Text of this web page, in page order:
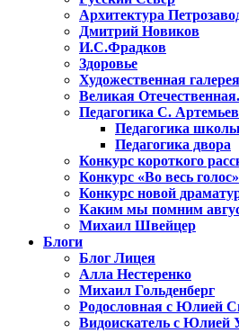
Архитектура
Дмитрий Новиков
И.С.Фрадков
Здоровье
Художественная
Великая
Педагогика С.
Педагогика школы
Педагогика двора
Конкурс короткого
Конкурс «Во весь голос»
Конкурс новой
Каким мы помним
Михаил Швейцер
Блоги
Блог Лицея
Алла Нестеренко
Михаил Гольденберг
Родословная с Юлией
Видоискатель с